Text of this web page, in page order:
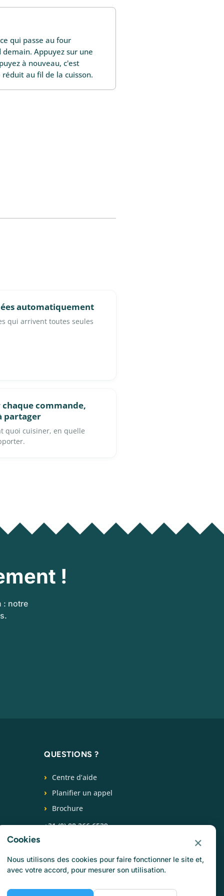
qui passe au four
Appuyez sur une
à nouveau, c'est
au fil de la cuisson.
automatiquement
qui arrivent toutes seules
commande,
partager
quoi cuisiner, en quelle
!
: notre
QUESTIONS ?
Centre d’aide
Planifier un appel
Brochure
+31 (0) 88 266 6539
Cookies ×
Nous utilisons des cookies pour faire fonctionner le site et,
avec votre accord, pour mesurer son utilisation.